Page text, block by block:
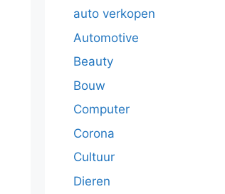
auto verkopen
Automotive
Beauty
Bouw
Computer
Corona
Cultuur
Dieren